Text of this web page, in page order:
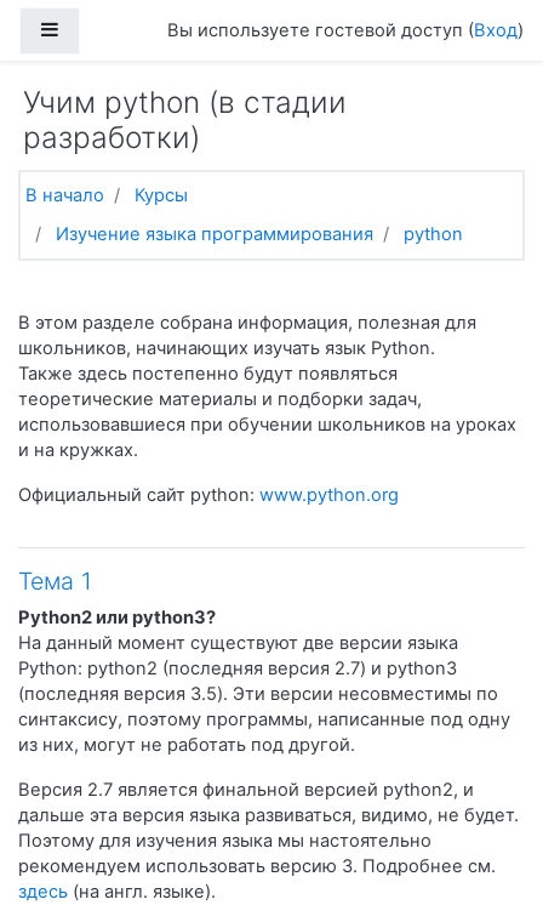
Боковая панельВы используете гостевой доступ (Вход)
Учим python (в стадии
разработки)
В начало
Курсы
Изучение языка программирования
python
Тематический план
Общее
В этом разделе собрана информация, полезная для
школьников, начинающих изучать язык Python.
Также здесь постепенно будут появляться
теоретические материалы и подборки задач,
использовавшиеся при обучении школьников на уроках
и на кружках.
Официальный сайт python: www.python.org
Тема 1
Python2 или python3?
На данный момент существуют две версии языка
Python: python2 (последняя версия 2.7) и python3
(последняя версия 3.5). Эти версии несовместимы по
синтаксису, поэтому программы, написанные под одну
из них, могут не работать под другой.
Версия 2.7 является финальной версией python2, и
дальше эта версия языка развиваться, видимо, не будет.
Поэтому для изучения языка мы настоятельно
рекомендуем использовать версию 3. Подробнее см.
здесь (на англ. языке).